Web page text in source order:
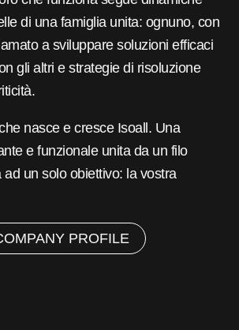
di una famiglia unita: ognuno, con
a sviluppare soluzioni efficaci
gli altri e strategie di risoluzione
nasce e cresce Isoall. Una
e funzionale unita da un filo
ad un solo obiettivo: la vostra
PROFILE